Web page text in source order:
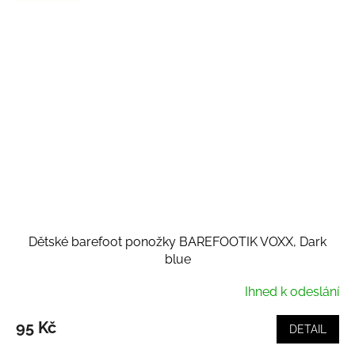
Dětské barefoot ponožky BAREFOOTIK VOXX, Dark
blue
Ihned k odeslání
95 Kč DETAIL